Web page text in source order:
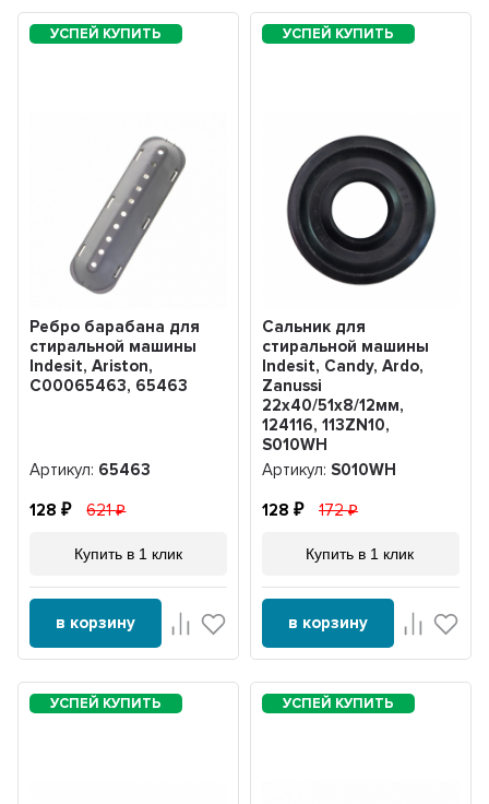
Ребро барабана для
стиральной машины
Indesit, Ariston,
C00065463, 65463
Артикул: 65463
128 621
Купить в 1 клик
в корзину
Сальник для
стиральной машины
Indesit, Candy, Ardo,
Zanussi
22х40/51х8/12мм,
124116, 113ZN10,
S010WH
Артикул: S010WH
128 172
Купить в 1 клик
в корзину